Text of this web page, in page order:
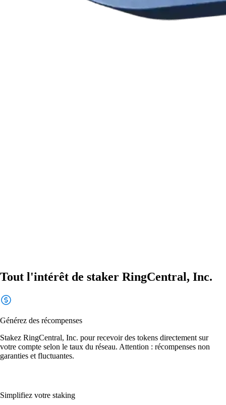
Tout l'intérêt de staker RingCentral, Inc.
Générez des récompenses
Stakez RingCentral, Inc. pour recevoir des tokens directement sur
votre compte selon le taux du réseau. Attention : récompenses non
garanties et fluctuantes.
Simplifiez votre staking